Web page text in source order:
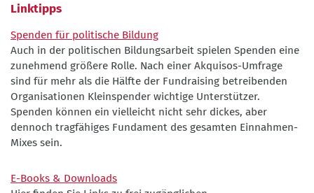
Linktipps
Spenden für politische Bildung
Auch in der politischen Bildungsarbeit spielen Spenden eine
zunehmend größere Rolle. Nach einer Akquisos-Umfrage
sind für mehr als die Hälfte der Fundraising betreibenden
Organisationen Kleinspender wichtige Unterstützer.
Spenden können ein vielleicht nicht sehr dickes, aber
dennoch tragfähiges Fundament des gesamten Einnahmen-
Mixes sein.
E-Books & Downloads